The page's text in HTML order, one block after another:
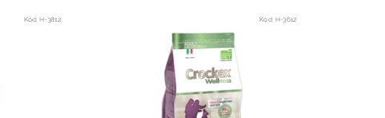
Kód:H-3812 Kód: H-3612